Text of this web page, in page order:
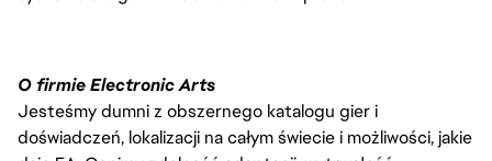
O firmie Electronic Arts
Jesteśmy dumni z obszernego katalogu gier i
doświadczeń, lokalizacji na całym świecie i możliwości, jakie